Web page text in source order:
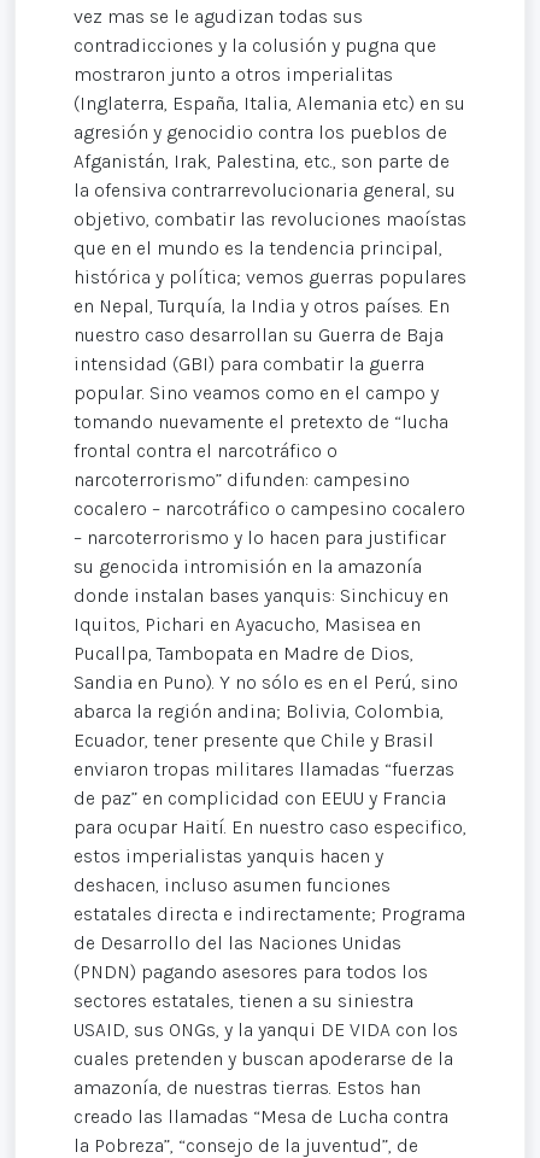
vez mas se le agudizan todas sus
contradicciones y la colusión y pugna que
mostraron junto a otros imperialitas
(Inglaterra, España, Italia, Alemania etc) en su
agresión y genocidio contra los pueblos de
Afganistán, Irak, Palestina, etc., son parte de
la ofensiva contrarrevolucionaria general, su
objetivo, combatir las revoluciones maoístas
que en el mundo es la tendencia principal,
histórica y política; vemos guerras populares
en Nepal, Turquía, la India y otros países. En
nuestro caso desarrollan su Guerra de Baja
intensidad (GBI) para combatir la guerra
popular. Sino veamos como en el campo y
tomando nuevamente el pretexto de “lucha
frontal contra el narcotráfico o
narcoterrorismo” difunden: campesino
cocalero – narcotráfico o campesino cocalero
– narcoterrorismo y lo hacen para justificar
su genocida intromisión en la amazonía
donde instalan bases yanquis: Sinchicuy en
Iquitos, Pichari en Ayacucho, Masisea en
Pucallpa, Tambopata en Madre de Dios,
Sandia en Puno). Y no sólo es en el Perú, sino
abarca la región andina; Bolivia, Colombia,
Ecuador, tener presente que Chile y Brasil
enviaron tropas militares llamadas “fuerzas
de paz” en complicidad con EEUU y Francia
para ocupar Haití. En nuestro caso especifico,
estos imperialistas yanquis hacen y
deshacen, incluso asumen funciones
estatales directa e indirectamente; Programa
de Desarrollo del las Naciones Unidas
(PNDN) pagando asesores para todos los
sectores estatales, tienen a su siniestra
USAID, sus ONGs, y la yanqui DE VIDA con los
cuales pretenden y buscan apoderarse de la
amazonía, de nuestras tierras. Estos han
creado las llamadas “Mesa de Lucha contra
la Pobreza”, “consejo de la juventud”, de